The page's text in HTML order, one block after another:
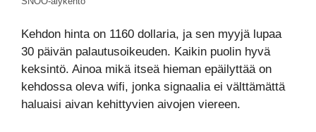
Kehdon hinta on 1160 dollaria, ja sen myyjä lupaa
30 päivän palautusoikeuden. Kaikin puolin hyvä
keksintö. Ainoa mikä itseä hieman epäilyttää on
kehdossa oleva wifi, jonka signaalia ei välttämättä
haluaisi aivan kehittyvien aivojen viereen.